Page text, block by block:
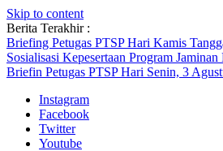
Skip to content
Berita Terakhir :
Briefing Petugas PTSP Hari Kamis
Sosialisasi Kepesertaan Program
Briefin Petugas PTSP Hari Senin, 3
Instagram
Facebook
Twitter
Youtube